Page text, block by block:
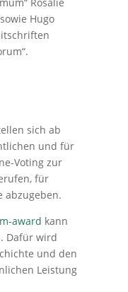
Hugo
sich ab
und für
Voting zur
für
abzugeben.
award kann
Dafür wird
und den
Leistung